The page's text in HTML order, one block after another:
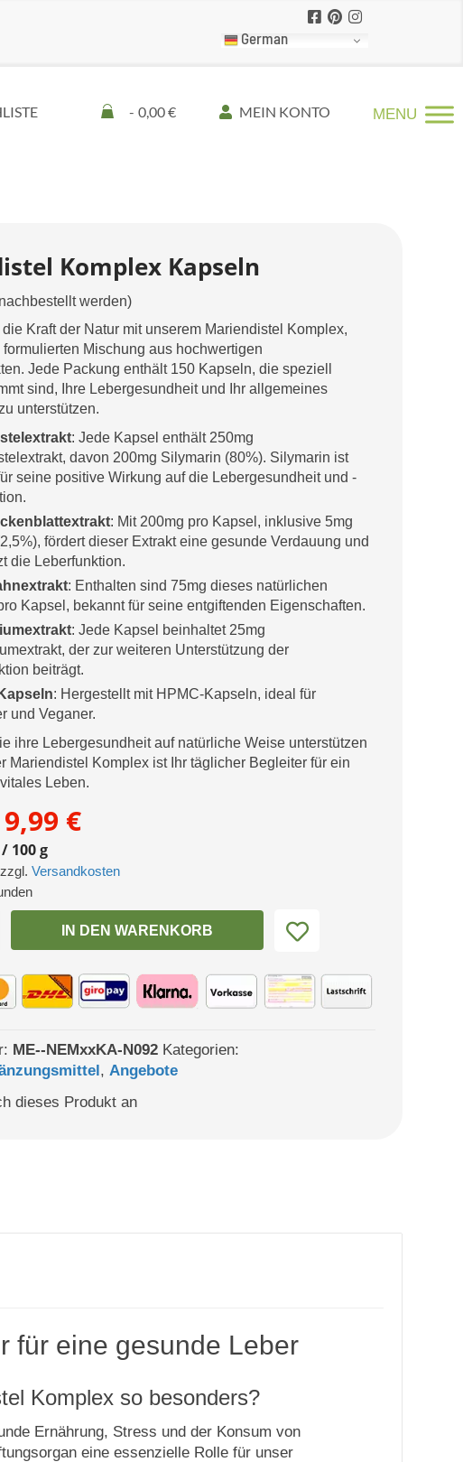
German
0,00 € MEIN KONTO
Komplex Kapseln
werden)
Kraft der Natur mit unserem Mariendistel Komplex,
Mischung aus hochwertigen
Jede Packung enthält 150 Kapseln, die speziell
sind, Ihre Lebergesundheit und Ihr allgemeines
unterstützen.
: Jede Kapsel enthält 250mg
davon 200mg Silymarin (80%). Silymarin ist
seine positive Wirkung auf die Lebergesundheit und -
: Mit 200mg pro Kapsel, inklusive 5mg
fördert dieser Extrakt eine gesunde Verdauung und
die Leberfunktion.
: Enthalten sind 75mg dieses natürlichen
Kapsel, bekannt für seine entgiftenden Eigenschaften.
: Jede Kapsel beinhaltet 25mg
der zur weiteren Unterstützung der
beiträgt.
: Hergestellt mit HPMC-Kapseln, ideal für
und Veganer.
ihre Lebergesundheit auf natürliche Weise unterstützen
Mariendistel Komplex ist Ihr täglicher Begleiter für ein
Leben.
Ursprünglicher
Preis
war:
24,90 €
9,99 €Aktueller
Preis
9,99 €.
/ 100g
zzgl.Versandkosten
IN DEN WARENKORB
ME--NEMxxKA-N092 Kategorien:
,Angebote
dieses Produkt an
für eine gesunde Leber
Komplex so besonders?
Ernährung, Stress und der Konsum von
eine essenzielle Rolle für unser